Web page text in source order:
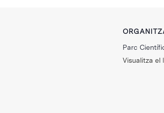
Parc
Visualitza el